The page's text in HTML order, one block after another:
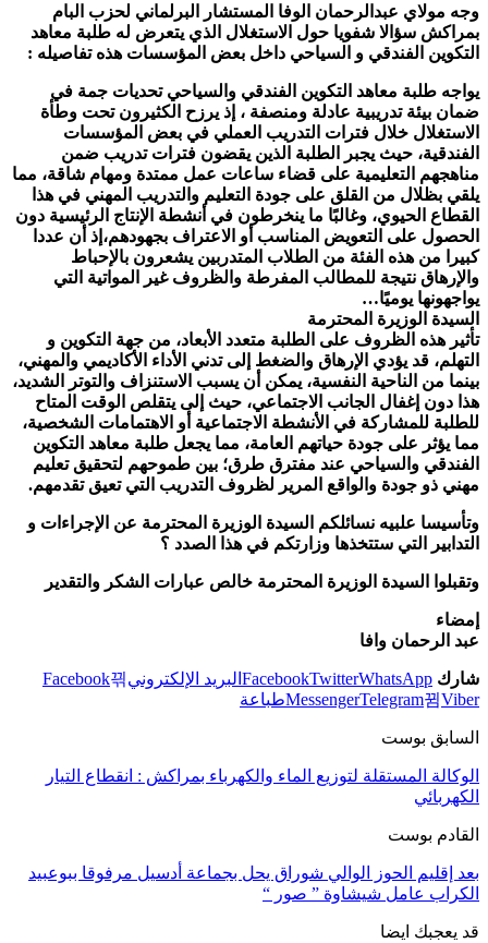
مولاي عبدالرحمان الوفا المستشار البرلماني لحزب البام
سؤالا شفويا حول الاستغلال الذي يتعرض له طلبة معاهد
الفندقي و السياحي داخل بعض المؤسسات هذه تفاصيله :
طلبة معاهد التكوين الفندقي والسياحي تحديات جمة في
بيئة تدريبية عادلة ومنصفة ، إذ يرزح الكثيرونتحت وطأة
خلال فترات التدريب العملي في بعض المؤسسات
حيث يجبر الطلبة الذين يقضون فتراتتدريب ضمن
التعليمية على قضاء ساعات عمل ممتدة ومهام شاقة، مما
بظلال من القلق على جودةالتعليم والتدريب المهني في هذا
الحيوي، وغالبًا ما ينخرطون في أنشطة الإنتاج الرئيسية دون
على التعويض المناسب أو الاعتراف بجهودهم،إذ أن عددا
من هذه الفئة من الطلاب المتدربين يشعرون بالإحباط
نتيجة للمطالب المفرطة والظروف غير المواتية التي
يوميًا…
الوزيرة المحترمة
هذه الظروف على الطلبة متعدد الأبعاد، من جهة التكوين و
قد يؤدي الإرهاق والضغط إلى تدني الأداءالأكاديمي والمهني،
من الناحية النفسية، يمكن أن يسبب الاستنزاف والتوتر الشديد،
دون إغفال الجانبالاجتماعي، حيث إلى يتقلص الوقت المتاح
للمشاركة في الأنشطة الاجتماعية أو الاهتمامات الشخصية،
على جودة حياتهم العامة، مما يجعل طلبة معاهد التكوين
والسياحي عند مفترق طرق؛ بين طموحهم لتحقيقتعليم
ذو جودة والواقع المرير لظروف التدريب التي تعيق تقدمهم.
علبيه نسائلكم السيدة الوزيرة المحترمة عن الإجراءات و
التي ستتخذها وزارتكم في هذا الصدد ؟
السيدة الوزيرة المحترمة خالص عبارات الشكر والتقدير
الرحمان وافا
FacebookTwitterWhatsApp البريد الإلكتروني
Facebook
MessengerTelegram طباعة
بوست
المستقلة لتوزيع الماء والكهرباء بمراكش : انقطاع التيار
بوست
إقليم الحوز الوالي شوراق يحل بجماعة أدسيل مرفوقا ببوعبيد
عامل شيشاوة ” صور “
ايضا